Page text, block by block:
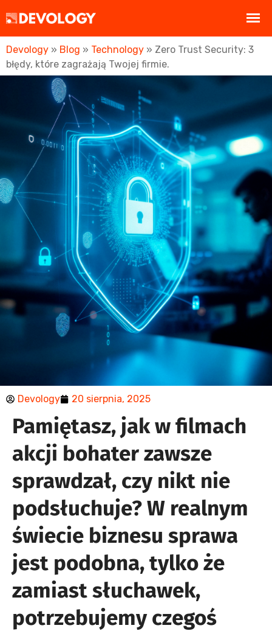
Devology » Blog » Technology » Zero Trust Security: 3
błędy, które zagrażają Twojej firmie.
Zero Trust
Security: 3
błędy,
które
zagrażają
Twojej
firmie.
Devology 20 sierpnia, 2025
Pamiętasz, jak w filmach
akcji bohater zawsze
sprawdzał, czy nikt nie
podsłuchuje? W realnym
świecie biznesu sprawa
jest podobna, tylko że
zamiast słuchawek,
potrzebujemy czegoś